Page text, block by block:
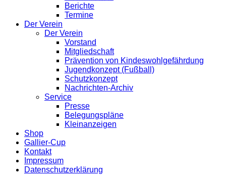
Berichte
Termine
Der Verein
Der Verein
Vorstand
Mitgliedschaft
Prävention von Kindeswohlgefährdung
Jugendkonzept (Fußball)
Schutzkonzept
Nachrichten-Archiv
Service
Presse
Belegungspläne
Kleinanzeigen
Shop
Gallier-Cup
Kontakt
Impressum
Datenschutzerklärung